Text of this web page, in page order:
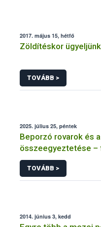
2017. május 15, hétfő
Zöldítéskor
TOVÁBB >
2025. július 25, péntek
Beporzó rovarok és
összeegyeztetése –
TOVÁBB >
2014. június 3, kedd